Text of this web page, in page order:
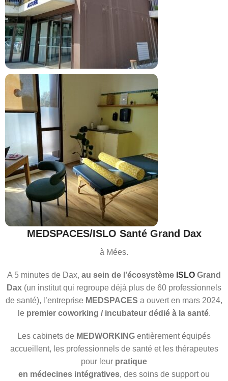
MEDSPACES/ISLO Santé Grand Dax
à Mées.
A 5 minutes de Dax, au sein de l’écosystème ISLO Grand
Dax (un institut qui regroupe déjà plus de 60 professionnels
de santé), l’entreprise MEDSPACES a ouvert en mars 2024,
le premier coworking / incubateur dédié à la santé.
Les cabinets de MEDWORKING entièrement équipés
accueillent, les professionnels de santé et les thérapeutes
pour leur pratique
en médecines intégratives, des soins de support ou